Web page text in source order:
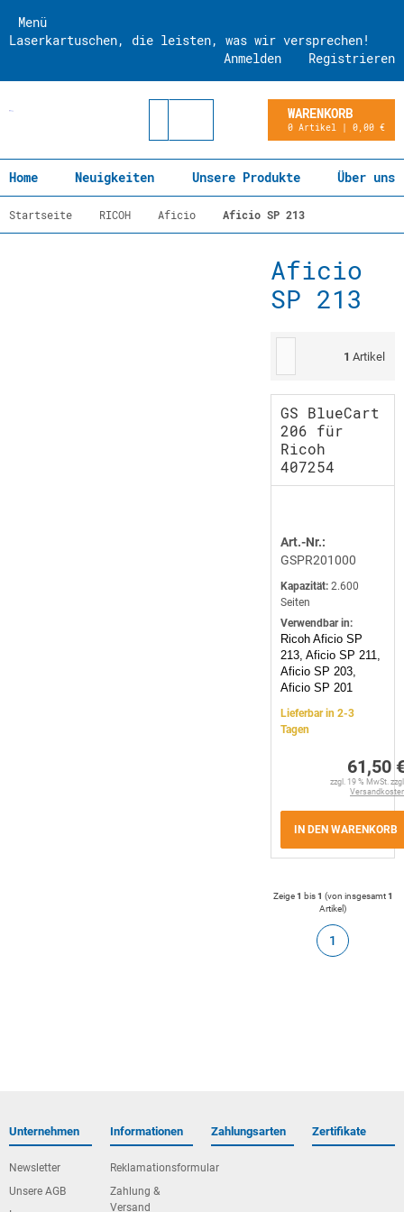
Menü
Laserkartuschen, die leisten, was wir versprechen!
Registrieren
Anmelden
WARENKORB
0 Artikel | 0,00 €
Home Neuigkeiten Unsere Produkte Über uns
Startseite RICOH Aficio Aficio SP 213
Aficio
SP 213
1 Artikel
GS BlueCart
206 für
Ricoh
407254
Art.-Nr.:
GSPR201000
Kapazität: 2.600
Seiten
Verwendbar in:
Ricoh Aficio SP
213, Aficio SP 211,
Aficio SP 203,
Aficio SP 201
Lieferbar in 2-3
Tagen
61,50
zzgl. 19 % MwSt.
IN DEN WARENKORB
Zeige1 bis1 (von insgesamt1
Artikel)
1
Unternehmen
Newsletter
Unsere AGB
Informationen
Reklamationsformular
Zahlung &
Versand
Zahlungsarten Zertifikate